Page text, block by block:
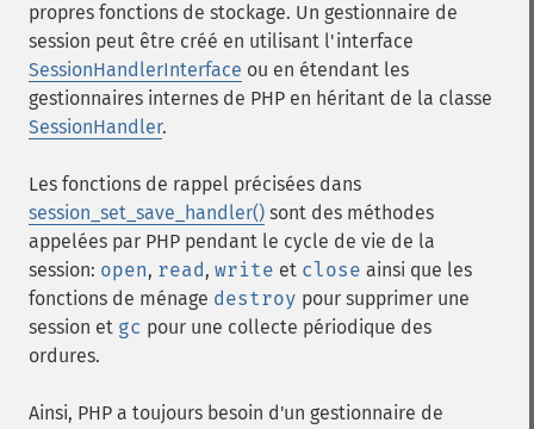
propres fonctions de stockage. Un gestionnaire de
session peut être créé en utilisant l'interface
SessionHandlerInterface ou en étendant les
gestionnaires internes de PHP en héritant de la classe
SessionHandler.
Les fonctions de rappel précisées dans
session_set_save_handler() sont des méthodes
appelées par PHP pendant le cycle de vie de la
session: open, read, write et close ainsi que les
fonctions de ménage destroy pour supprimer une
session et gc pour une collecte périodique des
ordures.
Ainsi, PHP a toujours besoin d'un gestionnaire de